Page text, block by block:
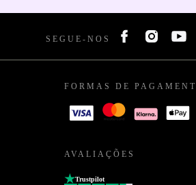
SEGUE-NOS
FORMAS DE
AVALIAÇÕES
Trustpilot